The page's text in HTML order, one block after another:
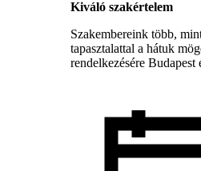
Kiváló szakértelem
Szakembereink több,
tapasztalattal a hátuk
rendelkezésére Budapest